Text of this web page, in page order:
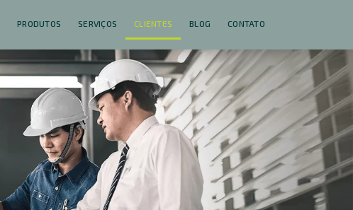
PRODUTOS SERVIÇOS CLIENTES BLOG CONTATO